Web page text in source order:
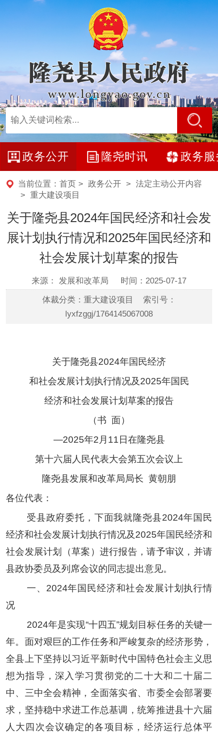
政务公开 隆尧时讯 政务服
当前位置： 首页 > 政务公开> 法定主动公开内容
> 重大建设项目
关于隆尧县2024年国民经济和社会发
展计划执行情况和2025年国民经济和
社会发展计划草案的报告
来源： 发展和改革局 时间：2025-07-17
体裁分类：重大建设项目 索引号：
lyxfzggj/1764145067008
关于隆尧县2024年国民经济
和社会发展计划执行情况及2025年国民
经济和社会发展计划草案的报告
（书 面）
—2025年2 月 11 日在隆尧县
第十六届人民代表大会第五次会议上
隆尧县发展和改革局局长 黄朝朋
各位代表：
受县政府委托，下面我就隆尧县2024年国民
经济和社会发展计划执行情况及2025年国民经济和
社会发展计划（草案）进行报告，请予审议，并请
县政协委员及列席会议的同志提出意见。
一、 2024年国民经济和社会发展计划执行情
况
2024年是实现“十四五”规划目标任务的关键一
年。面对艰巨的工作任务和严峻复杂的经济形势，
全县上下坚持以习近平新时代中国特色社会主义思
想为指导，深入学习贯彻党的二十大和二十届二
中、三中全会精神，全面落实省、市委全会部署要
求，坚持稳中求进工作总基调，统筹推进县十六届
人大四次会议确定的各项目标，经济运行总体平